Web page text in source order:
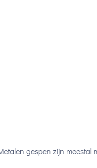
gespen zijn